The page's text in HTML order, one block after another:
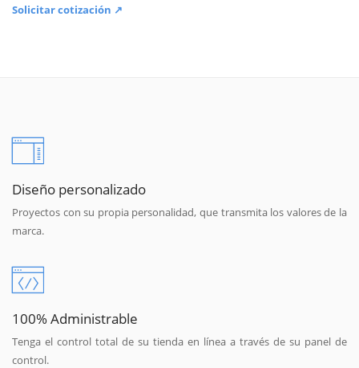
Solicitar cotización ↗
Diseño personalizado
Proyectos con su propia personalidad, que transmita los valores de la
marca.
100% Administrable
Tenga el control total de su tienda en línea a través de su panel de
control.